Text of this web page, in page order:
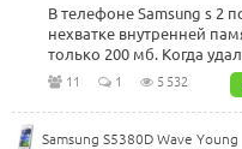
В телефоне Samsung s 2
нехватке внутренней
только 200 мб. Когда
11 1 5 532
Samsung S5380D Wave Young